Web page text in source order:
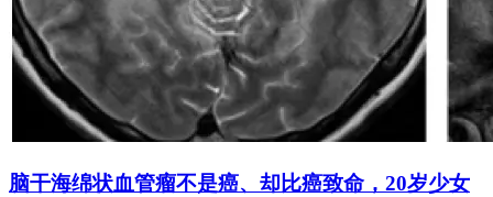
脑干海绵状血管瘤不是癌、却比癌致命，20岁少女